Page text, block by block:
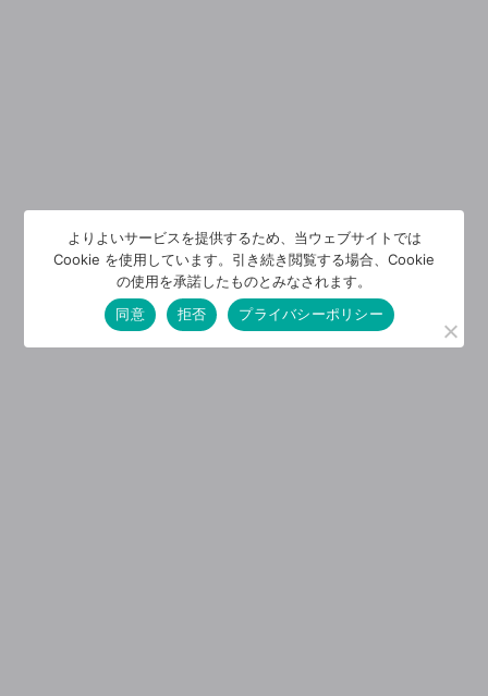
よりよいサービスを提供するため、当ウェブサイトでは
Cookie を使用しています。引き続き閲覧する場合、Cookie
の使用を承諾したものとみなされます。
同意
拒否 プライバシーポリシー